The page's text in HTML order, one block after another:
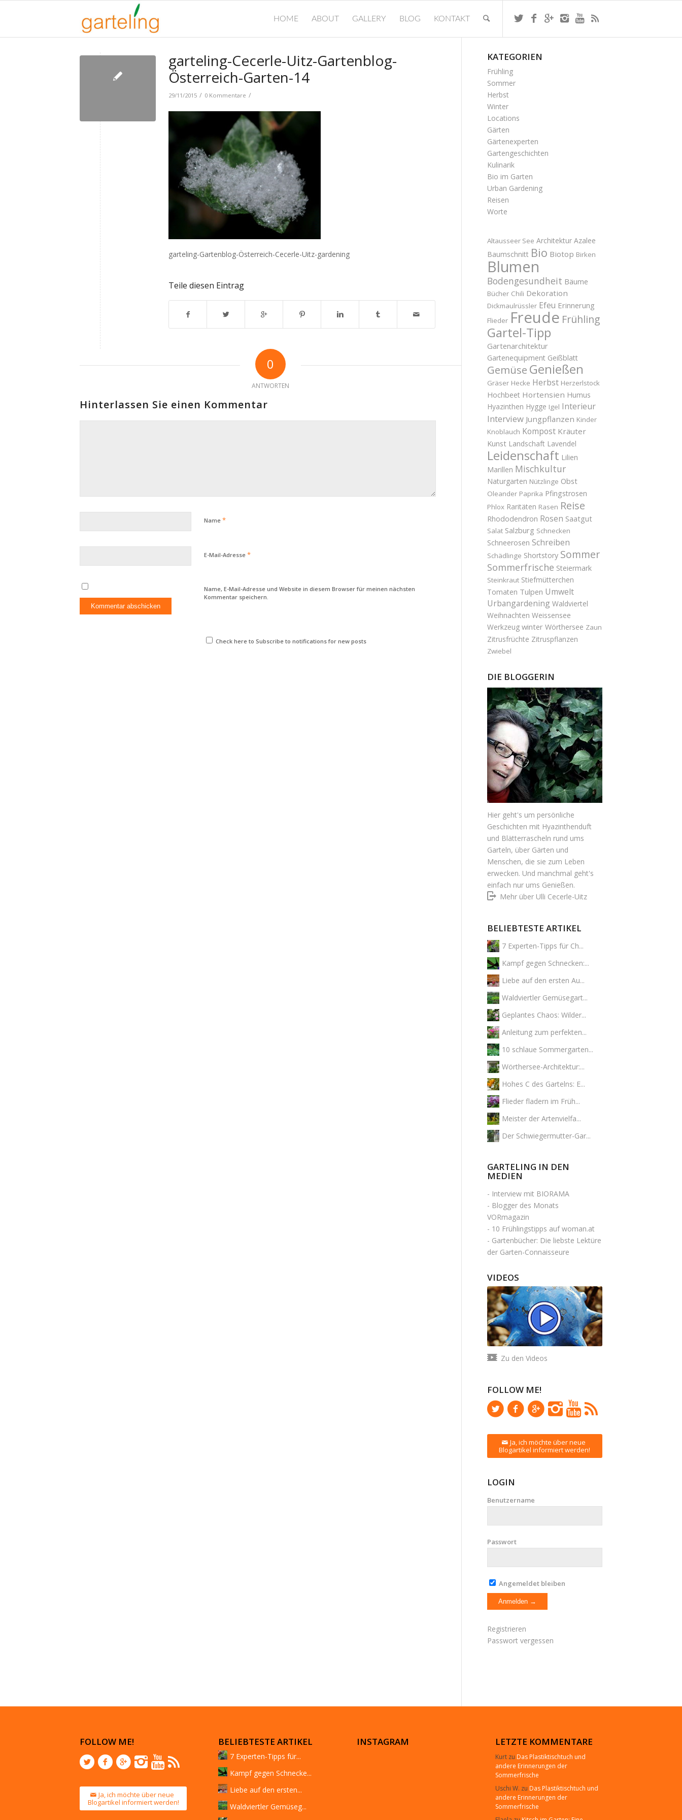
HOME ABOUT GALLERY BLOG KONTAKT
garteling-Cecerle-Uitz-Gartenblog-
Österreich-Garten-14
29/11/2015 / 0 Kommentare /
garteling-Gartenblog-Österreich-Cecerle-Uitz-gardening
Teile diesen Eintrag
0
ANTWORTEN
Hinterlassen Sie einen Kommentar
Name *
E-Mail-Adresse *
Name, E-Mail-Adresse und Website in diesem Browser für meinen nächsten
Kommentar speichern.
Check here to Subscribe to notifications for new posts
KATEGORIEN
Frühling
Sommer
Herbst
Winter
Locations
Gärten
Gärtenexperten
Gartengeschichten
Kulinarik
Bio im Garten
Urban Gardening
Reisen
Worte
Altausseer See Architektur Azalee
Baumschnitt Bio Biotop Birken
Blumen
Bodengesundheit Bäume
Bücher Chili Dekoration
Dickmaulrüssler Efeu Erinnerung
Flieder Freude Frühling
Gartel-Tipp
Gartenarchitektur
Gartenequipment Geißblatt
Gemüse Genießen
Gräser Hecke Herbst Herzerlstock
Hochbeet Hortensien Humus
Hyazinthen Hygge Igel Interieur
Interview Jungpflanzen Kinder
Knoblauch Kompost Kräuter
Kunst Landschaft Lavendel
Leidenschaft Lilien
Marillen Mischkultur
Naturgarten Nützlinge Obst
Oleander Paprika Pfingstrosen
Phlox Raritäten Rasen Reise
Rhododendron Rosen Saatgut
Salat Salzburg Schnecken
Schneerosen Schreiben
Schädlinge Shortstory Sommer
Sommerfrische Steiermark
Steinkraut Stiefmütterchen
Tomaten Tulpen Umwelt
Urbangardening Waldviertel
Weihnachten Weissensee
Werkzeug winter Wörthersee Zaun
Zitrusfrüchte Zitruspflanzen
Zwiebel
DIE BLOGGERIN
Hier geht's um persönliche
Geschichten mit Hyazinthenduft
und Blätterrascheln rund ums
Garteln, über Gärten und
Menschen, die sie zum Leben
erwecken. Und manchmal geht's
einfach nur ums Genießen.
Mehr über Ulli Cecerle-Uitz
BELIEBTESTE ARTIKEL
7 Experten-Tipps für Ch...
Kampf gegen Schnecken:...
Liebe auf den ersten Au...
Waldviertler Gemüsegart...
Geplantes Chaos: Wilder...
Anleitung zum perfekten...
10 schlaue Sommergarten...
Wörthersee-Architektur:...
Hohes C des Gartelns: E...
Flieder fladern im Früh...
Meister der Artenvielfa...
Der Schwiegermutter-Gar...
GARTELING IN DEN
MEDIEN
- Interview mit BIORAMA
- Blogger des Monats
VORmagazin
- 10 Frühlingstipps auf woman.at
- Gartenbücher: Die liebste Lektüre
der Garten-Connaisseure
VIDEOS
Zu den Videos
FOLLOW ME!
Ja, ich möchte über neue
Blogartikel informiert werden!
LOGIN
Benutzername
Passwort
Angemeldet bleiben
Registrieren
Passwort vergessen
FOLLOW ME!
Ja, ich möchte über neue
Blogartikel informiert werden!
BELIEBTESTE ARTIKEL
7 Experten-Tipps für...
Kampf gegen Schnecke...
Liebe auf den ersten...
Waldviertler Gemüseg...
INSTAGRAM LETZTE KOMMENTARE
Kurtzu Das Plastiktischtuch und
andere Erinnerungen der
Sommerfrische
Uschi W. zu Das Plastiktischtuch und
andere Erinnerungen der
Sommerfrische